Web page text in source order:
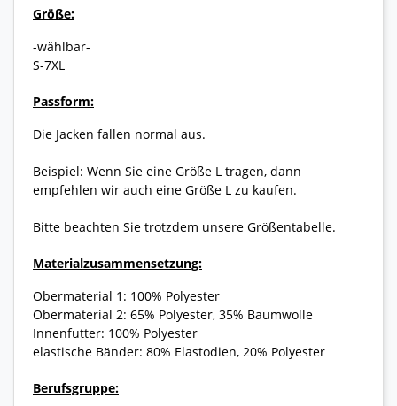
Größe:
-wählbar-
S-7XL
Passform:
Die Jacken fallen normal aus.
Beispiel: Wenn Sie eine Größe L tragen, dann
empfehlen wir auch eine Größe L zu kaufen.
Bitte beachten Sie trotzdem unsere Größentabelle.
Materialzusammensetzung:
Obermaterial 1: 100% Polyester
Obermaterial 2: 65% Polyester, 35% Baumwolle
Innenfutter: 100% Polyester
elastische Bänder: 80% Elastodien, 20% Polyester
Berufsgruppe: